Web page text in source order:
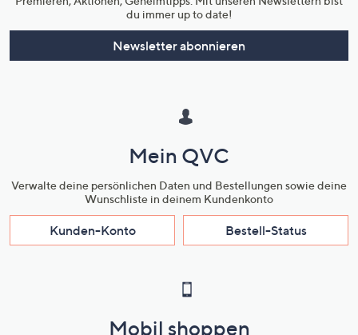
du immer up to date!
Newsletter abonnieren
Mein QVC
Verwalte deine persönlichen Daten und Bestellungen sowie deine
Wunschliste in deinem Kundenkonto
Kunden-Konto Bestell-Status
Mobil shoppen